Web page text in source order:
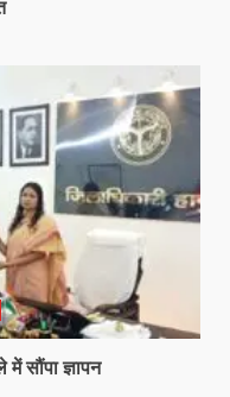
सौंपा ज्ञापन